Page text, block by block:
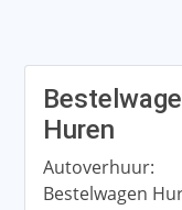
Huren
Autoverhuur:
Bestelwagen